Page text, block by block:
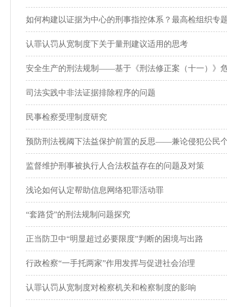
如何构建以证据为中心的刑事指控体系？最高检组织专
认罪认罚从宽制度下关于量刑建议适用的思考
安全生产的刑法规制——基于《刑法修正案（十一）》
司法实践中非法证据排除程序的问题
民事检察受理制度研究
预防刑法视阈下法益保护前置的反思——兼论侵犯公民
监督维护刑事被执行人合法权益存在的问题及对策
浅论如何认定帮助信息网络犯罪活动罪
“套路贷”的刑法规制问题探究
正当防卫中“明显超过必要限度”判断的困境与出路
行政检察“一手托两家”作用发挥与促进社会治理
认罪认罚从宽制度对检察机关和检察制度的影响